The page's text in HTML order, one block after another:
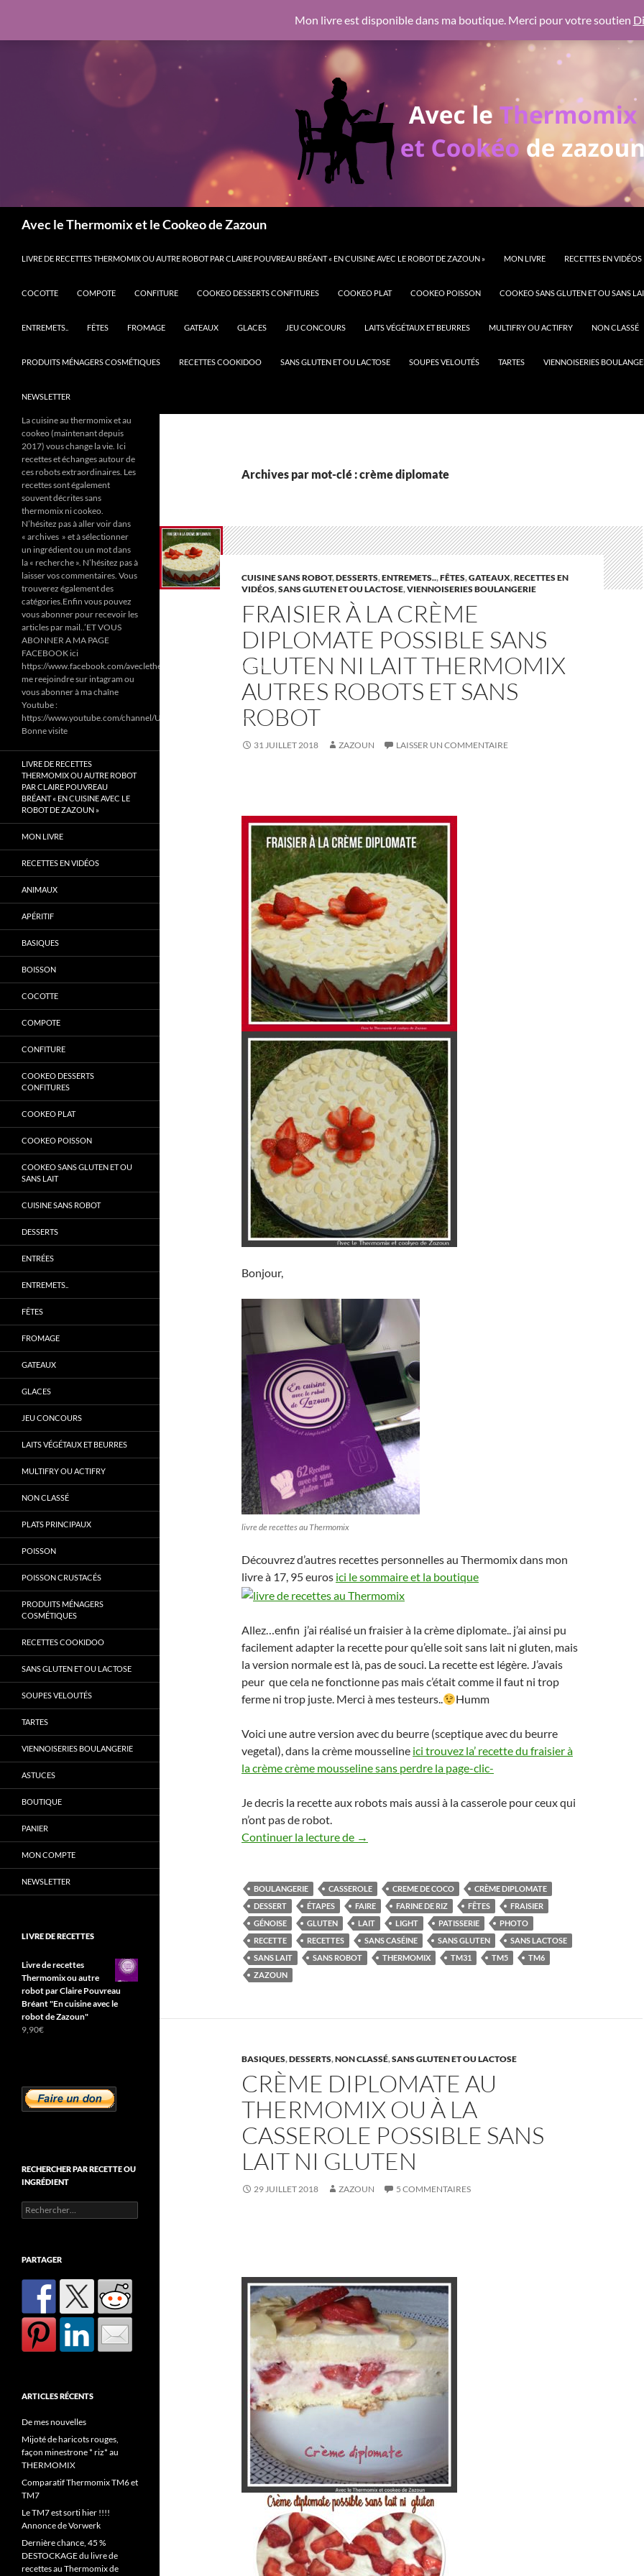
au
Avec le Thermomix et le Cookeo de Zazoun
LIVRE DE RECETTES THERMOMIX OU AUTRE ROBOT PAR CLAIRE POUVREAU BRÉANT « EN CUISINE AVEC LE ROBOT DE ZAZOUN » MON LIVRE RECETTES EN VIDÉOS
COCOTTE COMPOTE CONFITURE COOKEO DESSERTS CONFITURES COOKEO PLAT COOKEO POISSON COOKEO SANS GLUTEN ET OU SANS
ENTREMETS.. FÊTES FROMAGE GATEAUX GLACES JEU CONCOURS LAITS VÉGÉTAUX ET BEURRES MULTIFRY OU ACTIFRY NON CLASSÉ
PRODUITS MÉNAGERS COSMÉTIQUES RECETTES COOKIDOO SANS GLUTEN ET OU LACTOSE SOUPES VELOUTÉS TARTES VIENNOISERIES
NEWSLETTER
Archives par mot-clé : crème diplomate
CUISINE SANS ROBOT,DESSERTS,ENTREMETS..,FÊTES,GATEAUX,RECETTES EN
VIDÉOS,SANS GLUTEN ET OU LACTOSE,VIENNOISERIES BOULANGERIE
FRAISIER À LA CRÈME
DIPLOMATE POSSIBLE SANS
GLUTEN NI LAIT THERMOMIX
AUTRES ROBOTS ET SANS
ROBOT
31 JUILLET 2018 ZAZOUN LAISSER UN COMMENTAIRE
Bonjour,
livre de recettes au Thermomix
Découvrez d’autres recettes personnelles au Thermomix dans mon
livre à 17, 95 euros ici le sommaire et la boutique
Allez…enfin j’ai réalisé un fraisier à la crème diplomate.. j’ai ainsi pu
facilement adapter la recette pour qu’elle soit sans lait ni gluten, mais
la version normale est là, pas de souci. La recette est légère. J’avais
peur que cela ne fonctionne pas mais c’était comme il faut ni trop
ferme ni trop juste. Merci à mes testeurs..
Humm
Voici une autre version avec du beurre (sceptique avec du beurre
vegetal), dans la crème mousseline ici trouvez la’ recette du fraisier à
la crème crème mousseline sans perdre la page-clic-
Je decris la recette aux robots mais aussi à la casserole pour ceux qui
n’ont pas de robot.
Continuer la lecture de Fraisier à la crème diplomate possible sans gluten ni lait
→
BOULANGERIE CASSEROLE CREME DE COCO
CRÈME DIPLOMATE
DESSERT
ÉTAPES FAIRE FARINE DE RIZ FÊTES
FRAISIER
GÉNOISE
GLUTEN LAIT LIGHT PATISSERIE
PHOTO
RECETTE
RECETTES SANS CASÉINE SANS GLUTEN
SANS LACTOSE
SANS LAIT
SANS ROBOT THERMOMIX TM31 TM5
TM6
ZAZOUN
BASIQUES,DESSERTS,NON CLASSÉ,SANS GLUTEN ET OU LACTOSE
CRÈME DIPLOMATE AU
THERMOMIX OU À LA
CASSEROLE POSSIBLE SANS
LAIT NI GLUTEN
29 JUILLET 2018 ZAZOUN 5 COMMENTAIRES
La cuisine au thermomix et au
cookeo (maintenant depuis
2017) vous change la vie. Ici
recettes et échanges autour de
ces robots extraordinaires. Les
recettes sont également
souvent décrites sans
thermomix ni cookeo.
N’hésitez pas à aller voir dans
« archives » et à sélectionner
un ingrédient ou un mot dans
la « recherche ». N’hésitez pas à
laisser vos commentaires. Vous
trouverez également des
catégories.Enfin vous pouvez
vous abonner pour recevoir les
articles par mail..’ET VOUS
ABONNER A MA PAGE
FACEBOOK ici
https://www.facebook.com/aveclethermomixetcookeodezazoun/
me reejoindre sur intagram ou
vous abonner à ma chaîne
Youtube :
https://www.youtube.com/channel/UC6Pa6dF808fmGjZ5MMlrtaA
Bonne visite
LIVRE DE RECETTES
THERMOMIX OU AUTRE ROBOT
PAR CLAIRE POUVREAU
BRÉANT « EN CUISINE AVEC LE
ROBOT DE ZAZOUN »
MON LIVRE
RECETTES EN VIDÉOS
ANIMAUX
APÉRITIF
BASIQUES
BOISSON
COCOTTE
COMPOTE
CONFITURE
COOKEO DESSERTS
CONFITURES
COOKEO PLAT
COOKEO POISSON
COOKEO SANS GLUTEN ET OU
SANS LAIT
CUISINE SANS ROBOT
DESSERTS
ENTRÉES
ENTREMETS..
FÊTES
FROMAGE
GATEAUX
GLACES
JEU CONCOURS
LAITS VÉGÉTAUX ET BEURRES
MULTIFRY OU ACTIFRY
NON CLASSÉ
PLATS PRINCIPAUX
POISSON
POISSON CRUSTACÉS
PRODUITS MÉNAGERS
COSMÉTIQUES
RECETTES COOKIDOO
SANS GLUTEN ET OU LACTOSE
SOUPES VELOUTÉS
TARTES
VIENNOISERIES BOULANGERIE
ASTUCES
BOUTIQUE
PANIER
MON COMPTE
NEWSLETTER
LIVRE DE RECETTES
Livre de recettes
Thermomix ou autre
robot par Claire Pouvreau
Bréant "En cuisine avec le
robot de Zazoun"
9,90€
RECHERCHER PAR RECETTE OU
INGRÉDIENT
Rechercher :
PARTAGER
ARTICLES RÉCENTS
De mes nouvelles
Mijoté de haricots rouges,
façon minestrone * riz* au
THERMOMIX
Comparatif Thermomix TM6 et
TM7
Le TM7 est sorti hier !!!!
Annonce de Vorwerk
Dernière chance, 45 %
DESTOCKAGE du livre de
recettes au Thermomix de
Mon livre est disponible dans ma boutique. Merci pour votre soutien